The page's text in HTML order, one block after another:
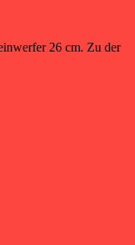
26 cm. Zu der